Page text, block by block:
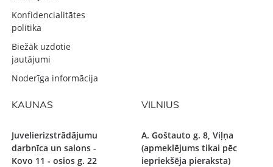
Konfidencialitātes
politika
Biežāk uzdotie
jautājumi
Noderīga informācija
KAUNAS
Juvelierizstrādājumu
darbnīca un salons -
Kovo 11 - osios g. 22
VILNIUS
A. Goštauto g. 8, Viļņa
(apmeklējums tikai pēc
iepriekšēja pieraksta)